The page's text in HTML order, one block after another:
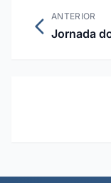
ANTERIOR
Jornada